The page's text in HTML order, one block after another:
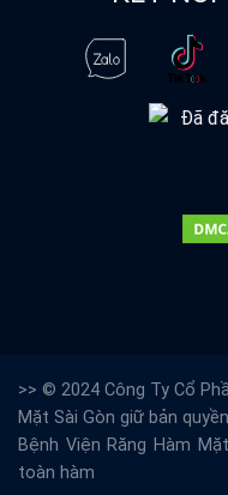
>> © 2024 Công Ty Cổ
Mặt Sài Gòn giữ bản
Bệnh Viện Răng Hàm
toàn hàm